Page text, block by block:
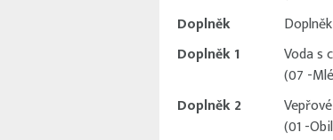
Doplněk
Doplněk
Doplněk 1
Voda s
(07 -
Doplněk 2
(01 -